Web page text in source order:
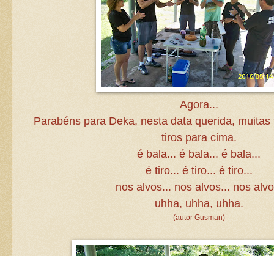
Agora...
Parabéns para Deka, nesta data querida,
tiros para cima.
é bala... é bala... é bala...
é tiro... é tiro... é tiro...
nos alvos... nos alvos... nos
uhha, uhha, uhha.
(autor Gusman)